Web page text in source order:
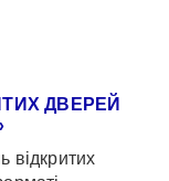
ДВЕРЕЙ